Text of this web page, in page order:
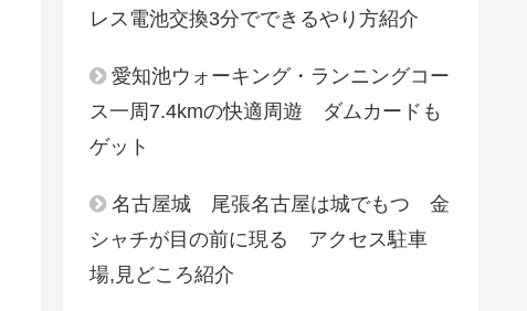
レス電池交換3分でできるやり方紹介
愛知池ウォーキング・ランニングコー
ス一周7.4kmの快適周遊 ダムカードも
ゲット
名古屋城 尾張名古屋は城でもつ 金
シャチが目の前に現る アクセス駐車
場,見どころ紹介